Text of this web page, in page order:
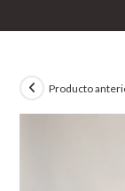
Producto